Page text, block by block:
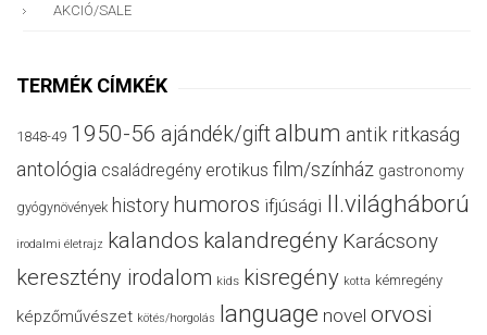
AKCIÓ/SALE
TERMÉK CÍMKÉK
1848-49 1950-56 ajándék/giftalbum antik ritkaság
antológia családregény erotikus film/színház gastronomy
gyógynövények history humoros ifjúsági II.világháború
irodalmi életrajz kalandos kalandregény Karácsony
keresztény irodalom kids kisregény kotta kémregény
képzőművészet kötés/horgolás language novel orvosi